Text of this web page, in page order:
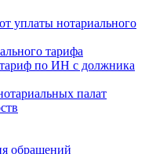
уплаты нотариального
тарифа
по ИН с должника
палат
обращений